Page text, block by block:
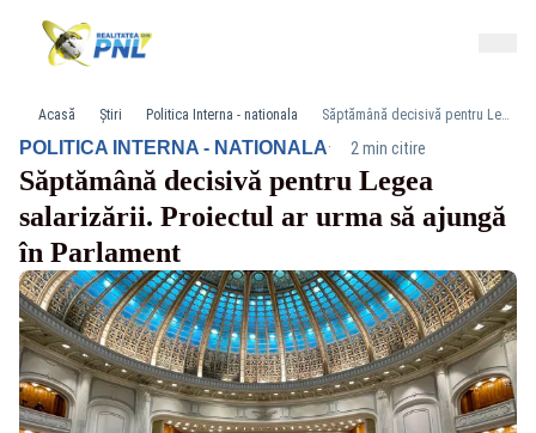
Acasă Știri Politica Interna - nationala Săptămână decisivă pentru Legea salarizării. Proiectul ar urma să ajungă în Parlament
POLITICA INTERNA - NATIONALA· 2 min citire
Săptămână decisivă pentru Legea
salarizării. Proiectul ar urma să ajungă
în Parlament